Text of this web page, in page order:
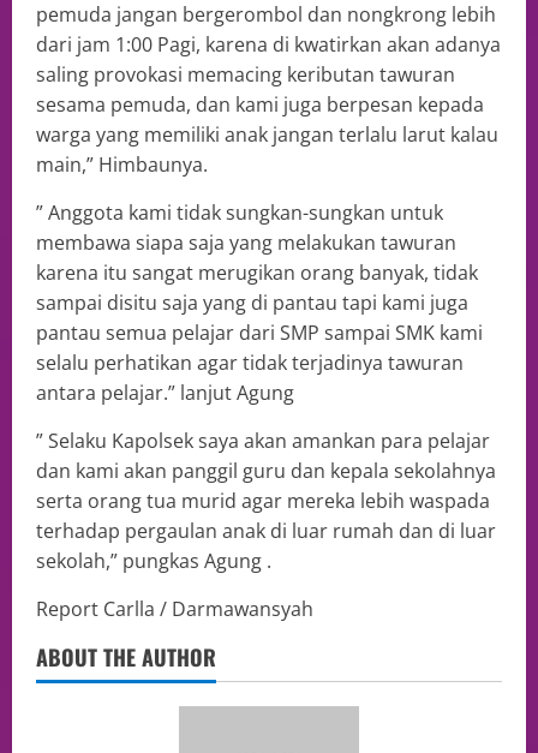
pemuda jangan bergerombol dan nongkrong lebih
dari jam 1:00 Pagi, karena di kwatirkan akan adanya
saling provokasi memacing keributan tawuran
sesama pemuda, dan kami juga berpesan kepada
warga yang memiliki anak jangan terlalu larut kalau
main,” Himbaunya.
” Anggota kami tidak sungkan-sungkan untuk
membawa siapa saja yang melakukan tawuran
karena itu sangat merugikan orang banyak, tidak
sampai disitu saja yang di pantau tapi kami juga
pantau semua pelajar dari SMP sampai SMK kami
selalu perhatikan agar tidak terjadinya tawuran
antara pelajar.” lanjut Agung
” Selaku Kapolsek saya akan amankan para pelajar
dan kami akan panggil guru dan kepala sekolahnya
serta orang tua murid agar mereka lebih waspada
terhadap pergaulan anak di luar rumah dan di luar
sekolah,” pungkas Agung .
Report Carlla / Darmawansyah
ABOUT THE AUTHOR